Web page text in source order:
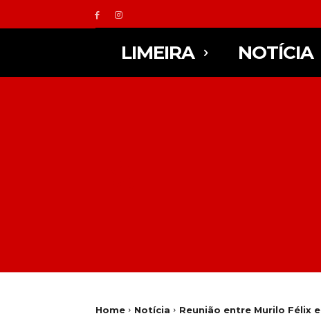
LIMEIRA NOTÍCIA
Home Notícia Reunião entre Murilo Félix